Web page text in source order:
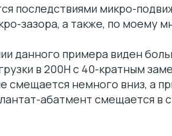
последствиями микро-
зазора, а также, по моему
данного примера виден
в 200Н с 40-кратным
смещается немного вниз, а
абатмент смещается в